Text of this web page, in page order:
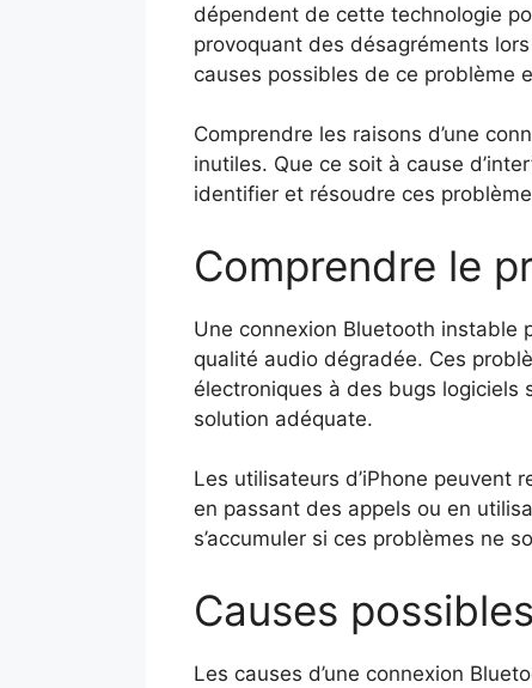
dépendent de cette technologie
provoquant des désagréments
causes possibles de ce problème
Comprendre les raisons d’une
inutiles. Que ce soit à cause
identifier et résoudre ces
Comprendre le
Une connexion Bluetooth instable
qualité audio dégradée. Ces
électroniques à des bugs logiciels
solution adéquate.
Les utilisateurs d’iPhone peuvent
en passant des appels ou en
s’accumuler si ces problèmes ne
Causes possibles
Les causes d’une connexion